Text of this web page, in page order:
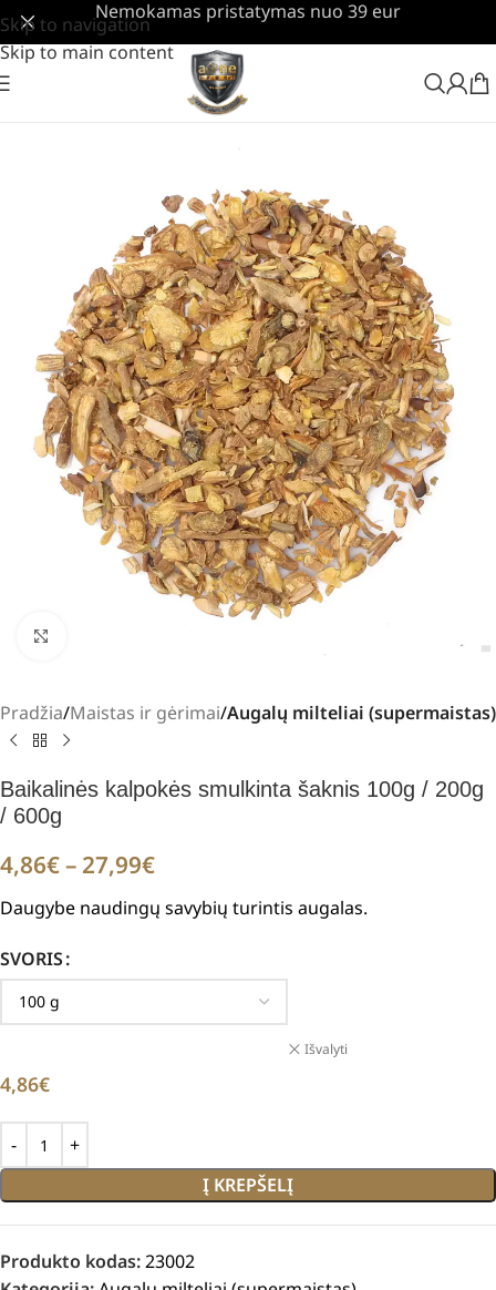
Skip to navigation
Skip to main content
Nemokamas pristatymas nuo 39 eur
Pradžia Maistas ir gėrimai Augalų milteliai (supermaistas)
Baikalinės kalpokės smulkinta šaknis 100g / 200g
/ 600g
4,86€– 27,99€
Daugybe naudingų savybių turintis augalas.
SVORIS
Išvalyti
4,86€
Į KREPŠELĮ
Produkto kodas:23002